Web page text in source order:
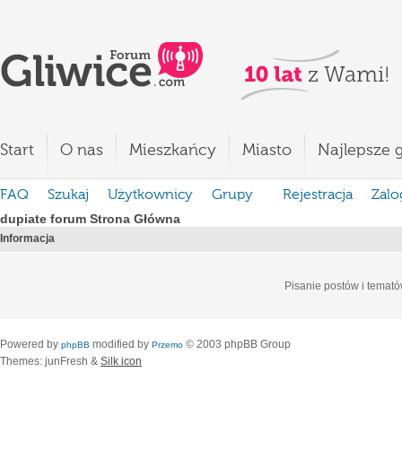
Start O nas Mieszkańcy Miasto Najlepsze
FAQ Szukaj Użytkownicy Grupy Rejestracja
dupiate forum Strona Główna
Informacja
Pisanie postów i
Powered by phpBB modified by Przemo © 2003 phpBB Group
Themes: junFresh & Silk icon